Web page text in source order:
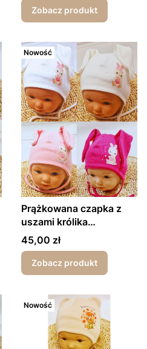
Zobacz produkt
Nowość
Prążkowana czapka z
uszami królika
wiosna/jesień
Cena
45,00 zł
Zobacz produkt
Nowość